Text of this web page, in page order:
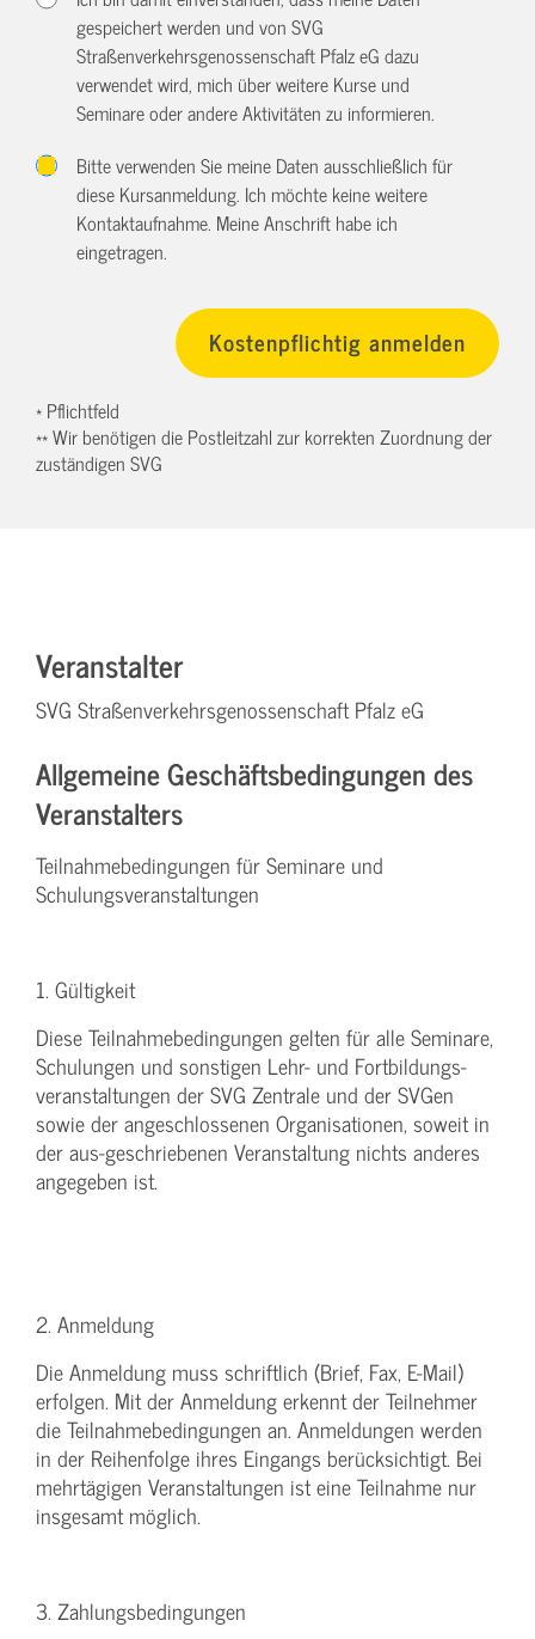
gespeichert werden und von SVG
Straßenverkehrsgenossenschaft Pfalz eG dazu
verwendet wird, mich über weitere Kurse und
Seminare oder andere Aktivitäten zu informieren.
Bitte verwenden Sie meine Daten ausschließlich für
diese Kursanmeldung. Ich möchte keine weitere
Kontaktaufnahme. Meine Anschrift habe ich
eingetragen.
* Pflichtfeld
** Wir benötigen die Postleitzahl zur korrekten Zuordnung der
zuständigen SVG
Veranstalter
SVG Straßenverkehrsgenossenschaft Pfalz eG
Allgemeine Geschäftsbedingungen des
Veranstalters
Teilnahmebedingungen für Seminare und
Schulungsveranstaltungen
1. Gültigkeit
Diese Teilnahmebedingungen gelten für alle Seminare,
Schulungen und sonstigen Lehr- und Fortbildungs-
veranstaltungen der SVG Zentrale und der SVGen
sowie der angeschlossenen Organisationen, soweit in
der aus-geschriebenen Veranstaltung nichts anderes
angegeben ist.
2. Anmeldung
Die Anmeldung muss schriftlich (Brief, Fax, E-Mail)
erfolgen. Mit der Anmeldung erkennt der Teilnehmer
die Teilnahmebedingungen an. Anmeldungen werden
in der Reihenfolge ihres Eingangs berücksichtigt. Bei
mehrtägigen Veranstaltungen ist eine Teilnahme nur
insgesamt möglich.
3. Zahlungsbedingungen